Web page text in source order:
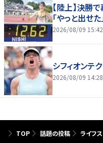
【陸上】決勝
「やっと出せ
2026/08/09 15:42
シフィオンテ
2026/08/09 14:28
TOP 話題の投稿 ライフ